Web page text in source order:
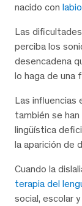
nacido con
Las
perciba los
desencadena
lo haga de una
Las influencias
también se
lingüística
la aparición de
Cuando la
terapia del
social, escolar